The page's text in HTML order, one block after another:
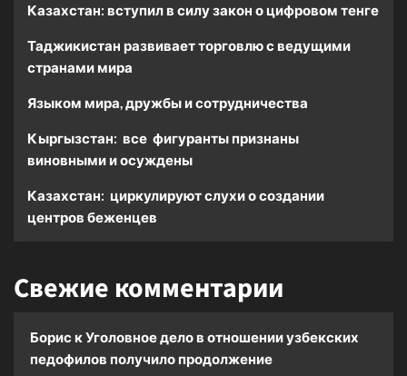
Казахстан: вступил в силу закон о цифровом тенге
Таджикистан развивает торговлю с ведущими
странами мира
Языком мира, дружбы и сотрудничества
Кыргызстан: все фигуранты признаны
виновными и осуждены
Казахстан: циркулируют слухи о создании
центров беженцев
Свежие комментарии
Борис кУголовное дело в отношении узбекских
педофилов получило продолжение